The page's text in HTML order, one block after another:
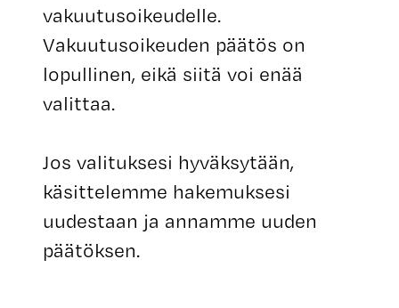
vakuutusoikeudelle.
Vakuutusoikeuden päätös on
lopullinen, eikä siitä voi enää
valittaa.
Jos valituksesi hyväksytään,
käsittelemme hakemuksesi
uudestaan ja annamme uuden
päätöksen.